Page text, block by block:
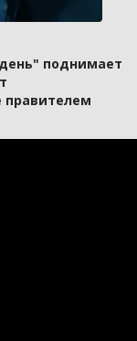
поднимает
правителем